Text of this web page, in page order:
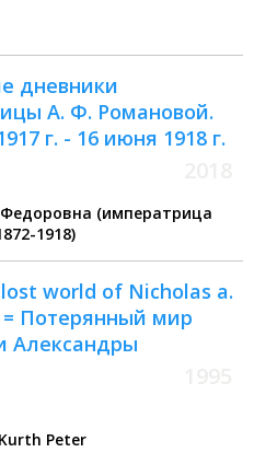
дневники
А. Ф. Романовой.
г. - 16 июня 1918 г.
(императрица
1872-1918)
world of Nicholas a.
Потерянный мир
Александры
Kurth Peter, Kurth Peter